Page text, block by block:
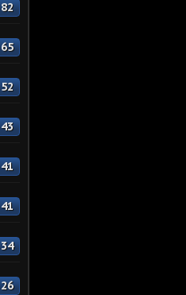
82
65
52
43
41
41
34
26